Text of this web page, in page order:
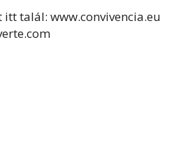
talál: www.convivencia.eu